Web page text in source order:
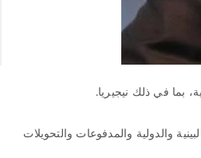
والدولية والمدفوعات والتحويلات